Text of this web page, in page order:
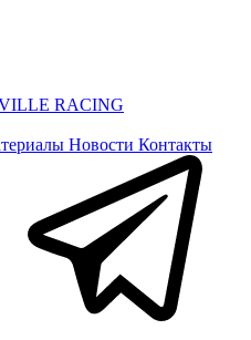
RACING
Новости Контакты